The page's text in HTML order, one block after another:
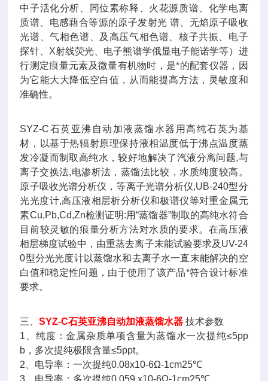
中子活化分析、同位素称释、火花源质谱、化学电离
质谱、电感藉合等源的原子发射光 谱、无焰原子吸收
光谱、气相色谱、及高压气相色谱、核子共振、电子
探针、X射线荧光、电子熊谱学俄显电子能诺学等）进
行测定痕量元素及微量有机物时，是*的配套仪器，因
为它能大大降低空白值，从而能提高方法，灵敏度和
准确性。
SYZ-C石英亚沸自动加液蒸馏水器用高纯石英为基
材，以基于热辐射原理保持液相温度低于沸点温度蒸
发冷凝而制取高纯水，较好地解决了汽液分离问题,与
离子交换法,电渗析法，蒸馏法比较，水质纯度较高。
原子吸收光谱分析仪，等离子光谱分析仪,UB-240型分
光光度计,高压液相层析分析仪和极谱仪等对重金属元
素Cu,Pb,Cd,Zn检测证明:用“蒸馏器”制取的高纯水符合
目前较灵敏的痕量分析方法对水质的要求。在高压液
相层梯度试验中，由重蒸去离子末能试验要求及UV-24
0型分光光度计以蒸馏水和去离子水一直末能解决的空
白值和稳定性问题，由于使用了该产品*符合设计标准
要求。
三、SYZ-C石英亚沸自动加液蒸馏水器 技术参数
1、纯度：金属杂质单项含量为蒸馏水一次提纯≤5pp
b，多次提纯极限含量≤5ppt。
2、电导率：一次提纯0.08x10-6Ω-1cm25℃
3、电导率：多次提纯0.059 x10-6Ω-1cm25℃